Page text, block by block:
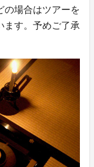
の場合はツアーを
ます。予めご了承